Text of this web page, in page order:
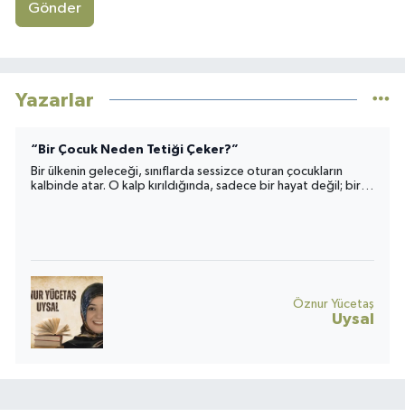
Gönder
Yazarlar
“Bir Çocuk Neden Tetiği Çeker?”
Bir ülkenin geleceği, sınıflarda sessizce oturan çocukların
kalbinde atar. O kalp kırıldığında, sadece bir hayat değil; bir
Öznur Yücetaş
Uysal